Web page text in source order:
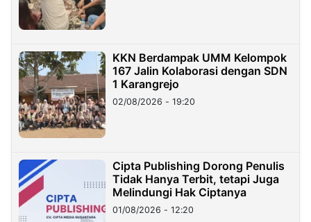
KKN Berdampak UMM Kelompok
167 Jalin Kolaborasi dengan SDN
1 Karangrejo
02/08/2026 - 19:20
Cipta Publishing Dorong Penulis
Tidak Hanya Terbit, tetapi Juga
Melindungi Hak Ciptanya
01/08/2026 - 12:20